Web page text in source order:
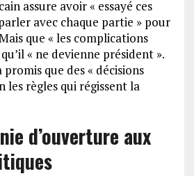
assure avoir « essayé ces
avec chaque partie » pour
que « les complications
« ne devienne président ».
que des « décisions
les règles qui régissent la
d’ouverture aux